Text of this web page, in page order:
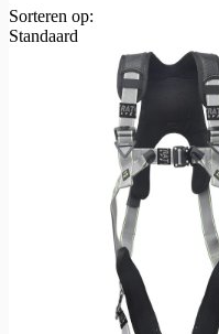
Sorteren op:
Standaard